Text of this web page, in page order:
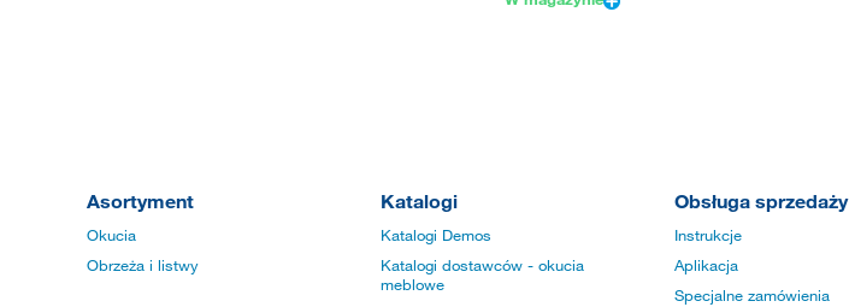
Asortyment
Okucia
Obrzeża i listwy
Katalogi
Katalogi Demos
Katalogi dostawców - okucia
meblowe
Obsługa sprzedaży
Instrukcje
Aplikacja
Specjalne zamówienia